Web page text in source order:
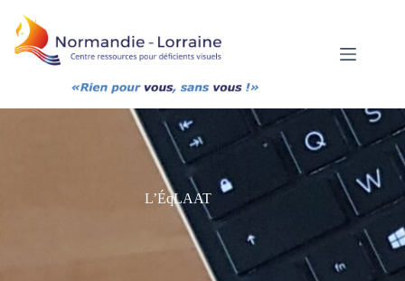
contenu
L’ÉqLAAT